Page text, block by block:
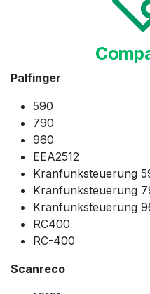
Palfinger
590
790
960
EEA2512
Kranfunksteuerung
Kranfunksteuerung
Kranfunksteuerung
RC400
RC-400
Scanreco